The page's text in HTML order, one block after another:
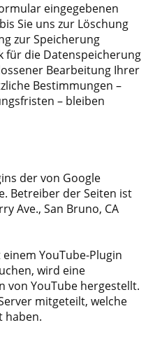
eingegebenen
Sie uns zur Löschung
zur Speicherung
für die Datenspeicherung
Bearbeitung Ihrer
Bestimmungen –
– bleiben
der von Google
Betreiber der Seiten ist
Ave., San Bruno, CA
YouTube-Plugin
wird eine
von YouTube hergestellt.
mitgeteilt, welche
haben.